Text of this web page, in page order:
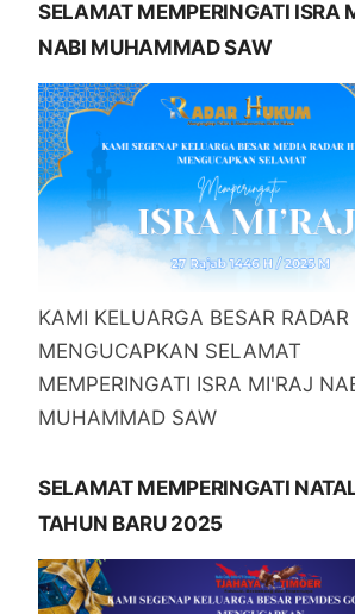
SELAMAT MEMPERINGATI ISRA
NABI MUHAMMAD SAW
KAMI KELUARGA BESAR
MENGUCAPKAN SELAMAT
MEMPERINGATI ISRA MI'RAJ
MUHAMMAD SAW
SELAMAT MEMPERINGATI
TAHUN BARU 2025